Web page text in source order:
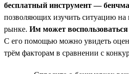
бесплатный инструмент —
позволяющих изучить ситуацию на
рынке. Им может
С его помощью можно увидеть
трём факторам в сравнении с